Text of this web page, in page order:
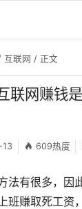
互联网 / 正文
联网赚钱
609热度
法有很多，因
班赚取死工资